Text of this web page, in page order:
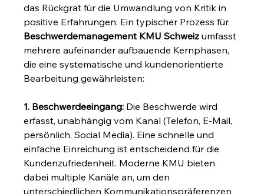
das Rückgrat für die Umwandlung von Kritik in
positive Erfahrungen. Ein typischer Prozess für
Beschwerdemanagement KMU Schweiz umfasst
mehrere aufeinander aufbauende Kernphasen,
die eine systematische und kundenorientierte
Bearbeitung gewährleisten:
1. Beschwerdeeingang: Die Beschwerde wird
erfasst, unabhängig vom Kanal (Telefon, E-Mail,
persönlich, Social Media). Eine schnelle und
einfache Einreichung ist entscheidend für die
Kundenzufriedenheit. Moderne KMU bieten
dabei multiple Kanäle an, um den
unterschiedlichen Kommunikationspräferenzen